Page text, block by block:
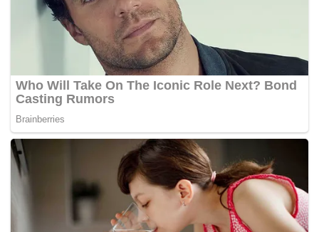
menambah kes itu disiasat mengikut Seksyen 302 Kanun
Keseksaan kerana membunuh.
Beliau berkata polis akan menyiasat motif kejadian dan
mendapatkan keterangan lanjut daripada doktor serta
laporan kesihatan suspek. – BERNAMA